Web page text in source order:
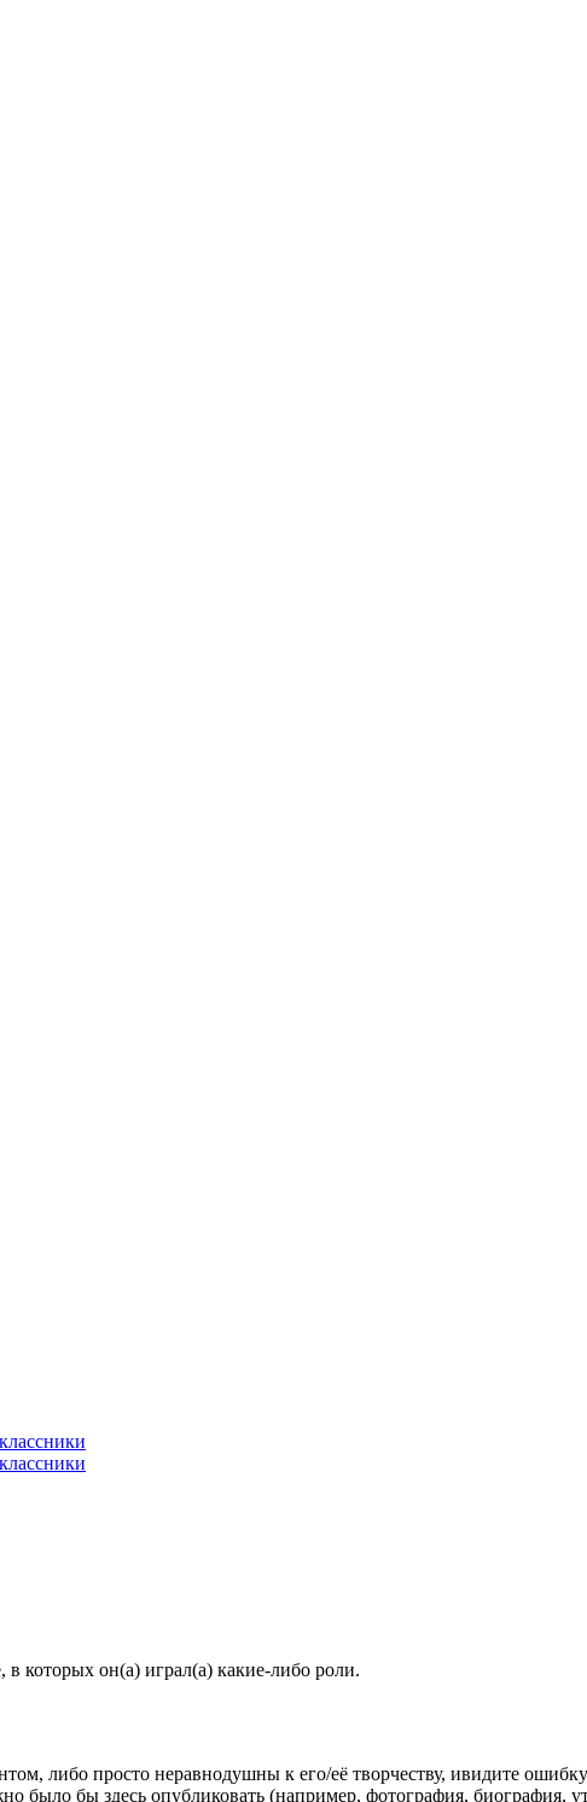
которых он(а) играл(а) какие-либо роли.
либо просто неравнодушны к его/её творчеству, ивидите
было бы здесь опубликовать (например, фотография, биография,